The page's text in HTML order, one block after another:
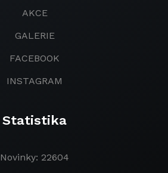
AKCE
GALERIE
FACEBOOK
INSTAGRAM
Statistika
Novinky: 22604